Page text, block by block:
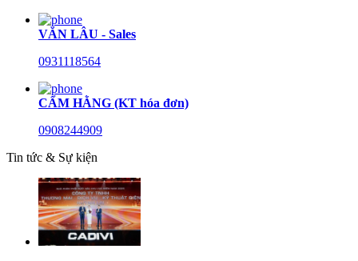
VĂN LÂU - Sales
0931118564
CẨM HẰNG (KT hóa đơn)
0908244909
Tin tức & Sự kiện